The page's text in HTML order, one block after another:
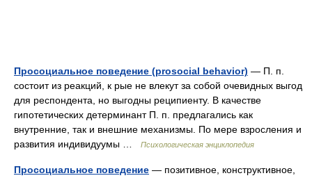
Просоциальное поведение (prosocial behavior) — П. п.
состоит из реакций, к рые не влекут за собой очевидных выгод
для респондента, но выгодны реципиенту. В качестве
гипотетических детерминант П. п. предлагались как
внутренние, так и внешние механизмы. По мере взросления и
развития индивидуумы …
Психологическая энциклопедия
Просоциальное поведение — позитивное, конструктивное,